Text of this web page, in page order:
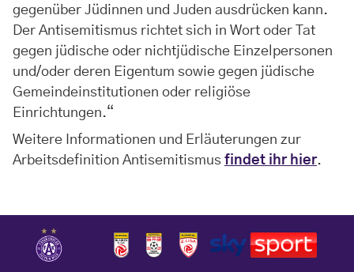
gegenüber Jüdinnen und Juden ausdrücken kann.
Der Antisemitismus richtet sich in Wort oder Tat
gegen jüdische oder nichtjüdische Einzelpersonen
und/oder deren Eigentum sowie gegen jüdische
Gemeindeinstitutionen oder religiöse
Einrichtungen.“
Weitere Informationen und Erläuterungen zur
Arbeitsdefinition Antisemitismus findet ihr hier.